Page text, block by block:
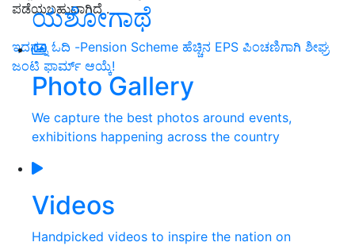
ಯಶೋಗಾಥೆ
Photo Gallery
We capture the best photos around events,
exhibitions happening across the country
Videos
Handpicked videos to inspire the nation on
ಪಡೆಯಬಹುದಾಗಿದೆ .
ಇದನ್ನೂ ಓದಿ -Pension Scheme ಹೆಚ್ಚಿನ EPS ಪಿಂಚಣಿಗಾಗಿ ಶೀಘ್ರ
ಜಂಟಿ ಫಾರ್ಮ್‌ ಆಯ್ಕೆ!